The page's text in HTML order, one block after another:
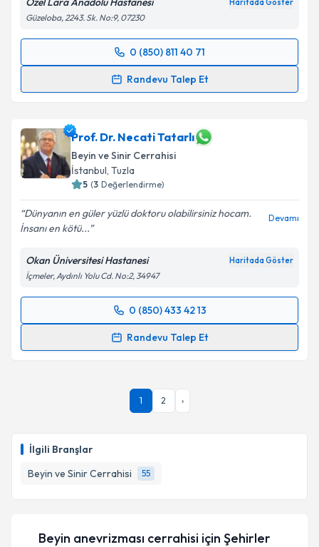
İlgili Branşlar
Beyin ve Sinir Cerrahisi
55
kapsamda işlenmesini kabul ediyorum.
Takvim Talebini Gönder
Haritada Göster
Güzeloba, 2243. Sk. No:9, 07230
0 (850) 811 40 71
Randevu Talep Et
Randevu Takvimi Talebi
takvim hazırlandığında e-posta ile bilgilendireceğiz.
E-posta Adresiniz
Kişisel verilerimin işlenmesine ilişkin
kapsamda işlenmesini kabul ediyorum.
Takvim Talebini Gönder
Prof. Dr. Necati Tatarlı
Beyin ve Sinir Cerrahisi
İstanbul, Tuzla
5 (3 Değerlendirme)
Dünyanın en güler yüzlü doktoru olabilirsiniz hocam.
İnsanı en kötü...
Devamı
Okan Üniversitesi Hastanesi Haritada Göster
İçmeler, Aydınlı Yolu Cd. No:2, 34947
0 (850) 433 42 13
Randevu Talep Et
Randevu Takvimi Talebi
takvim hazırlandığında e-posta ile bilgilendireceğiz.
1 2 ›
Beyin anevrizması cerrahisi için Şehirler